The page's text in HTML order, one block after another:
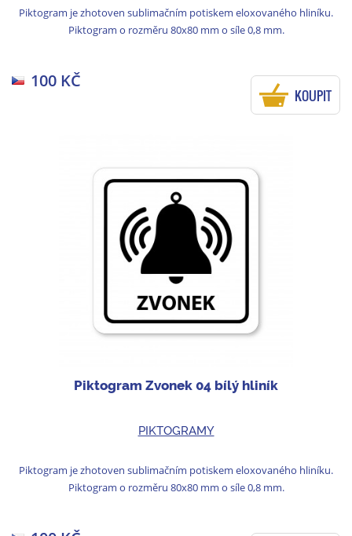
Piktogram je zhotoven sublimačním potiskem eloxovaného hliníku.
Piktogram o rozměru 80x80 mm o síle 0,8 mm.
100 KČ
KOUPIT
Piktogram Zvonek 04 bílý hliník
PIKTOGRAMY
Piktogram je zhotoven sublimačním potiskem eloxovaného hliníku.
Piktogram o rozměru 80x80 mm o síle 0,8 mm.